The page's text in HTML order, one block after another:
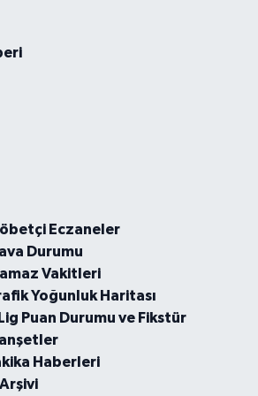
Eczaneler
Durumu
Vakitleri
Yoğunluk Haritası
Puan Durumu ve Fikstür
Haberleri